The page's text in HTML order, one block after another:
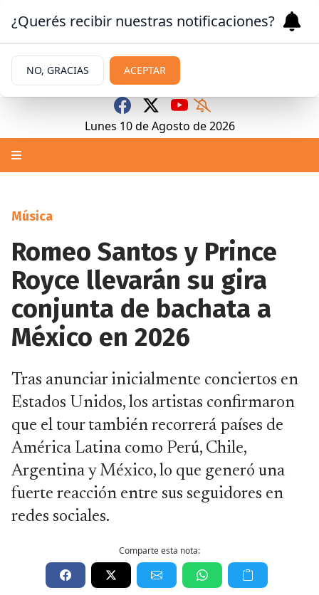
Lunes 10 de Agosto de 2026
Música
Romeo Santos y Prince
Royce llevarán su gira
conjunta de bachata a
México en 2026
Tras anunciar inicialmente conciertos en
Estados Unidos, los artistas confirmaron
que el tour también recorrerá países de
América Latina como Perú, Chile,
Argentina y México, lo que generó una
fuerte reacción entre sus seguidores en
redes sociales.
Comparte esta nota:
¿Querés recibir nuestras notificaciones?
NO, GRACIAS ACEPTAR